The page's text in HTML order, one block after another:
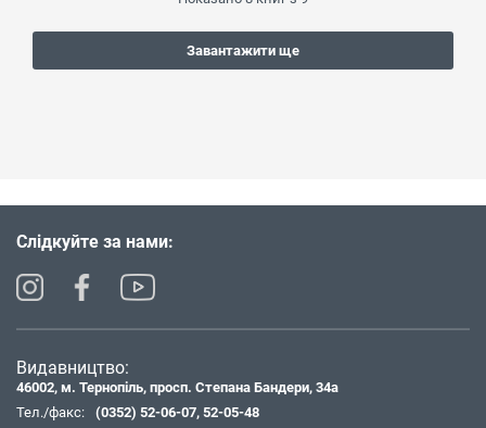
Завантажити ще
Слідкуйте за нами:
Видавництво:
46002, м. Тернопіль, просп. Степана Бандери, 34а
Тел./факс:
(0352) 52-06-07, 52-05-48